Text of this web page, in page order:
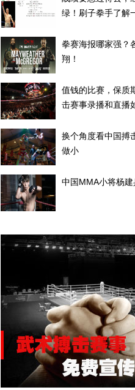
绿！刷子拳手了解
拳赛海报哪家强？
翔！
值钱的比赛，保质
击赛事录播和直播
换个角度看中国搏
做小
中国MMA小将杨